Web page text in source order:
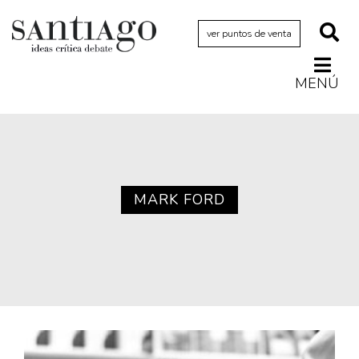
ver puntos de venta
MENÚ
MARK FORD